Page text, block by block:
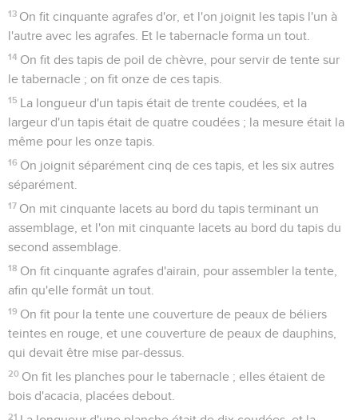
13 On fit cinquante agrafes d'or, et l'on joignit les tapis l'un à
l'autre avec les agrafes. Et le tabernacle forma un tout.
14 On fit des tapis de poil de chèvre, pour servir de tente sur
le tabernacle ; on fit onze de ces tapis.
15 La longueur d'un tapis était de trente coudées, et la
largeur d'un tapis était de quatre coudées ; la mesure était la
même pour les onze tapis.
16 On joignit séparément cinq de ces tapis, et les six autres
séparément.
17 On mit cinquante lacets au bord du tapis terminant un
assemblage, et l'on mit cinquante lacets au bord du tapis du
second assemblage.
18 On fit cinquante agrafes d'airain, pour assembler la tente,
afin qu'elle formât un tout.
19 On fit pour la tente une couverture de peaux de béliers
teintes en rouge, et une couverture de peaux de dauphins,
qui devait être mise par-dessus.
20 On fit les planches pour le tabernacle ; elles étaient de
bois d'acacia, placées debout.
21